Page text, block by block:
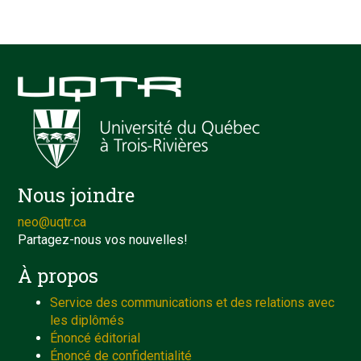
Nous joindre
neo@uqtr.ca
Partagez-nous vos nouvelles!
À propos
Service des communications et des relations avec
les diplômés
Énoncé éditorial
Énoncé de confidentialité